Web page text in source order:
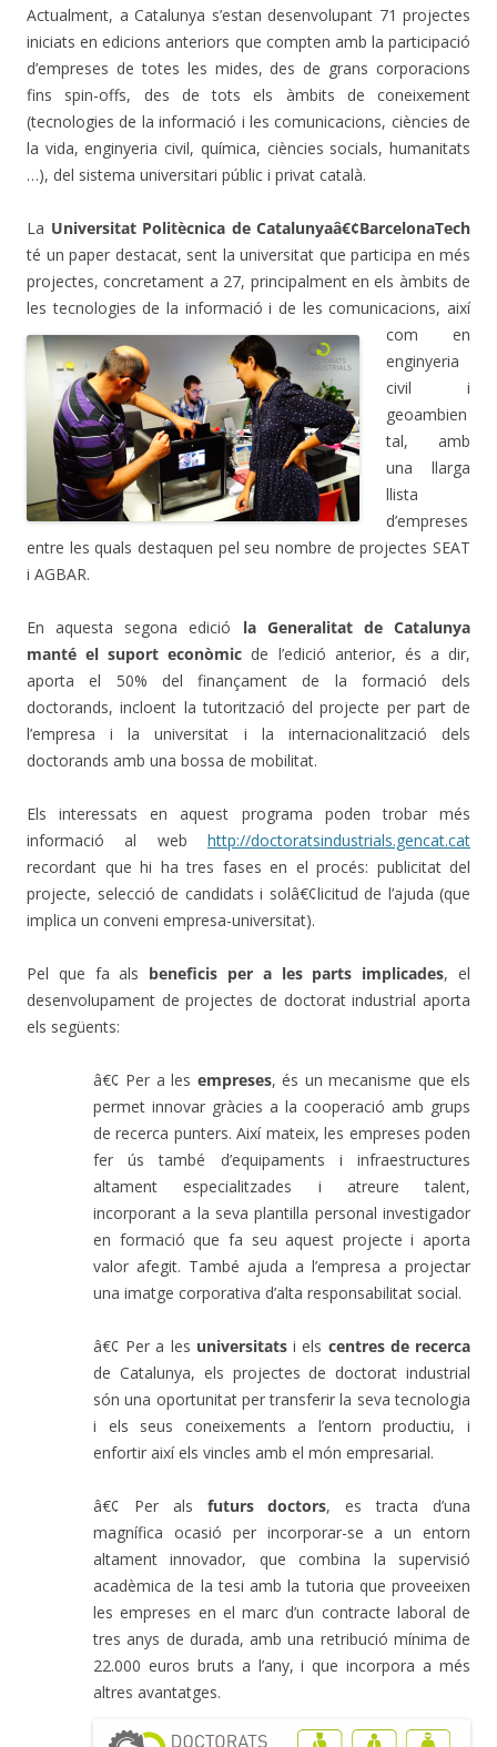
Actualment, a Catalunya s’estan desenvolupant 71 projectes
iniciats en edicions anteriors que compten amb la participació
d’empreses de totes les mides, des de grans corporacions
fins spin-offs, des de tots els àmbits de coneixement
(tecnologies de la informació i les comunicacions, ciències de
la vida, enginyeria civil, química, ciències socials, humanitats
…), del sistema universitari públic i privat català.
La Universitat Politècnica de Catalunyaâ€¢BarcelonaTech
té un paper destacat, sent la universitat que participa en més
projectes, concretament a 27, principalment en els àmbits de
les tecnologies de la informació i de les comunicacions, així
com en
enginyeria
civil i
geoambien
tal, amb
una llarga
llista
d’empreses
entre les quals destaquen pel seu nombre de projectes SEAT
i AGBAR.
En aquesta segona edició la Generalitat de Catalunya
manté el suport econòmic de l’edició anterior, és a dir,
aporta el 50% del finançament de la formació dels
doctorands, incloent la tutorització del projecte per part de
l’empresa i la universitat i la internacionalització dels
doctorands amb una bossa de mobilitat.
Els interessats en aquest programa poden trobar més
informació al web http://doctoratsindustrials.gencat.cat
recordant que hi ha tres fases en el procés: publicitat del
projecte, selecció de candidats i solâ€¢licitud de l’ajuda (que
implica un conveni empresa-universitat).
Pel que fa als beneficis per a les parts implicades, el
desenvolupament de projectes de doctorat industrial aporta
els següents:
â€¢ Per a les empreses, és un mecanisme que els
permet innovar gràcies a la cooperació amb grups
de recerca punters. Així mateix, les empreses poden
fer ús també d’equipaments i infraestructures
altament especialitzades i atreure talent,
incorporant a la seva plantilla personal investigador
en formació que fa seu aquest projecte i aporta
valor afegit. També ajuda a l’empresa a projectar
una imatge corporativa d’alta responsabilitat social.
â€¢ Per a les universitatsi els centres de recerca
de Catalunya, els projectes de doctorat industrial
són una oportunitat per transferir la seva tecnologia
i els seus coneixements a l’entorn productiu, i
enfortir així els vincles amb el món empresarial.
â€¢ Per als futurs doctors, es tracta d’una
magnífica ocasió per incorporar-se a un entorn
altament innovador, que combina la supervisió
acadèmica de la tesi amb la tutoria que proveeixen
les empreses en el marc d’un contracte laboral de
tres anys de durada, amb una retribució mínima de
22.000 euros bruts a l’any, i que incorpora a més
altres avantatges.